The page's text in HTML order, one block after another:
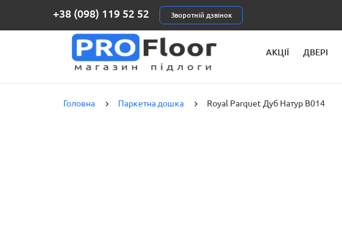
+38 (098) 119 52 52 Зворотній дзвінок
АКЦІЇ ДВЕРІ
Головна Паркетна дошка Royal Parquet Дуб Натур B014